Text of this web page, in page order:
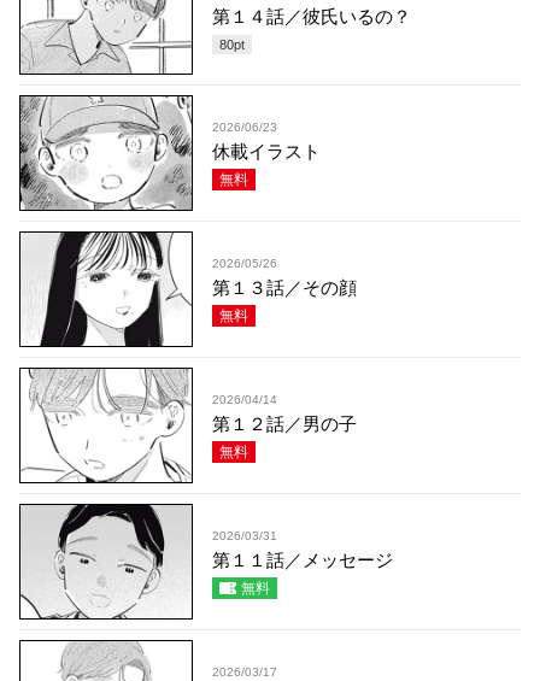
第１４話／彼氏いるの？
80pt
2026/06/23
休載イラスト
無料
2026/05/26
第１３話／その顔
無料
2026/04/14
第１２話／男の子
無料
2026/03/31
第１１話／メッセージ
無料
2026/03/17